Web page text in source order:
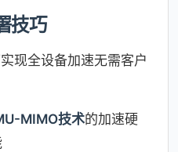
技巧
现全设备加速无需客户
MIMO技术的加速硬